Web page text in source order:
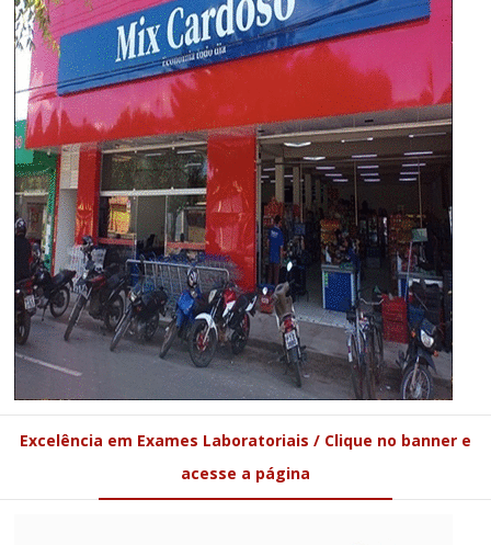
Excelência em Exames Laboratoriais / Clique no banner e
acesse a página